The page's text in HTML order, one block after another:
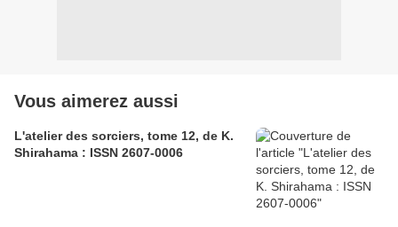
Vous aimerez aussi
L'atelier des sorciers, tome 12, de K.
Shirahama : ISSN 2607-0006